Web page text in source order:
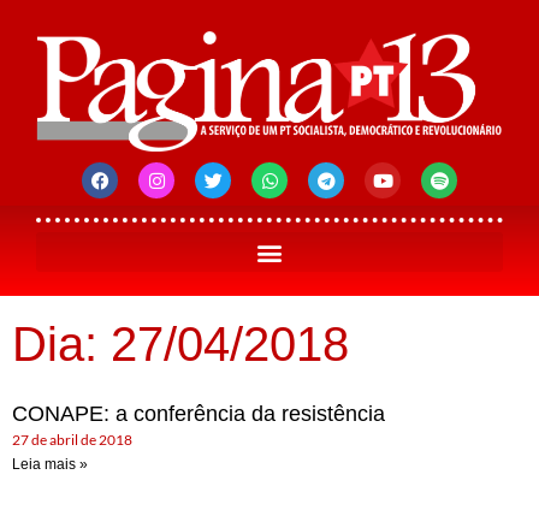
Dia: 27/04/2018
CONAPE: a conferência da resistência
27 de abril de 2018
Leia mais »